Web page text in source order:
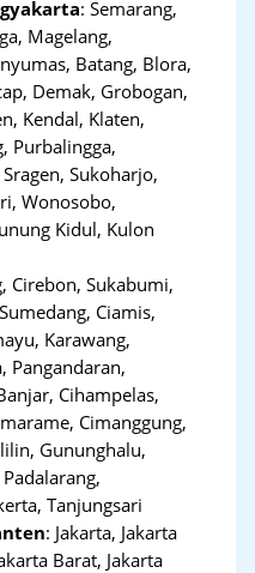
:Semarang,
Magelang,
Batang, Blora,
Demak, Grobogan,
Kendal, Klaten,
Purbalingga,
Sukoharjo,
Wonosobo,
Kidul, Kulon
Cirebon, Sukabumi,
Ciamis,
Karawang,
Pangandaran,
Cihampelas,
Cimanggung,
Gununghalu,
Tanjungsari
: Jakarta, Jakarta
Barat, Jakarta